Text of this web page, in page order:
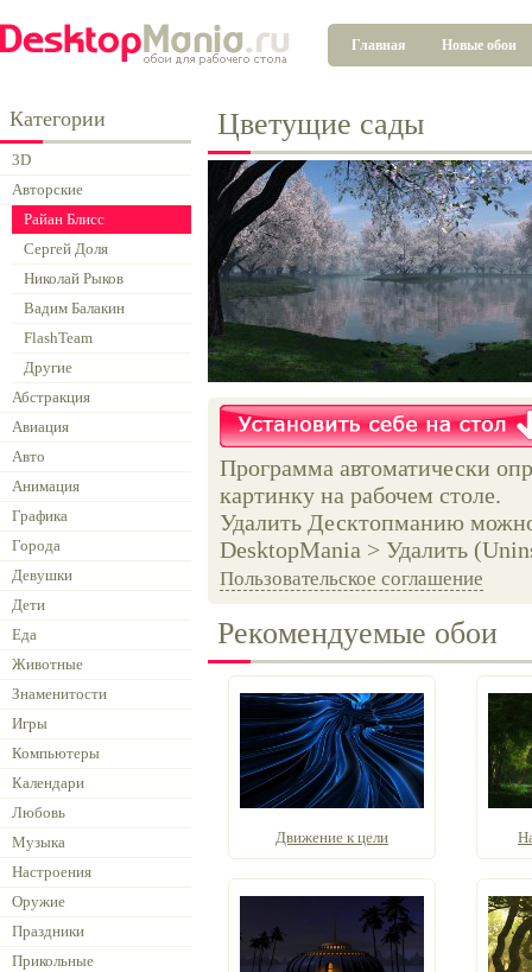
Главная Новые обои
Категории
3D
Авторские
Райан Блисс
Сергей Доля
Николай Рыков
Вадим Балакин
FlashTeam
Другие
Абстракция
Авиация
Авто
Анимация
Графика
Города
Девушки
Дети
Еда
Животные
Знаменитости
Игры
Компьютеры
Календари
Любовь
Музыка
Настроения
Оружие
Праздники
Прикольные
Цветущие сады
Программа автоматически
картинку на рабочем столе.
Удалить Десктопманию
DesktopMania > Удалить
Пользовательское соглашение
Рекомендуемые обои
Движение к цели